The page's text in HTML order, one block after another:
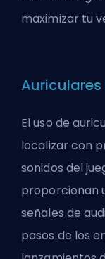
maximizar tu
Auriculares
El uso de
localizar con
sonidos del
proporcionan
señales de
pasos de los